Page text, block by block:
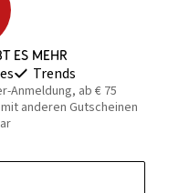
es mehr
Trends
Anmeldung, ab € 75
anderen Gutscheinen